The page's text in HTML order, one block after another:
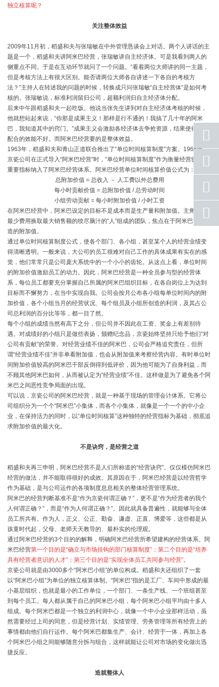
独立核算呢？
关注整体效益
2009年11月初，稻盛和夫与张瑞敏在中外管理恳谈会上对话。两个人讲话的主
题是一个，稻盛和夫讲阿米巴经营，张瑞敏讲自主经济体。可是我看到两人的
侧重点不同。于是在互动环节就问了一个问题。“看着两位大师讲的同一主题，
但是考核方法上有很大区别。能否请两位大师各自讲述一下各自的考核方
法？”主持人在转述我的问题的时候，转换成只问张瑞敏“自主经营体”是如何考
核的。张瑞敏说，标准利润留归公司，超额利润归自主经济体分配。
后来中午跟稻盛和夫一起吃饭。他说当张先生讲到对自主经济体考核的时候，
他就想站起来说，“你那是成果主义！那样是行不通的！我搞了几十年的阿米
巴，我知道其中的窍门。”成果主义会激励各经济体去争抢资源，结果使得整体
配合的效能不好。而阿米巴经营要的是整体效益。
1963年，稻盛和夫和青山正道联合推出了“单位时间核算制度”方案。1965年，
京瓷公司在正式导入“阿米巴经营”时，“单位时间核算制度”作为衡量经营状况的
重要指标纳入了阿米巴经营体系。阿米巴经营单位时间核算价值公式为：
总附加价值 = 总收入 － 人工费以外总费用
每小时贡献价值 = 总附加价值 / 总劳动时间
小组劳动贡献 = 每小时附加价值 / 小时工资
在阿米巴经营中，阿米巴设定的目标不是成本而是生产量和附加值。主角是以
最少费用换取最大销售额的绞尽脑汁的“人”组成的团队，焦点在于阿米巴团队创
造的附加值。
通过单位时间核算制度公式，使各个部门、各小组，甚至某个人的经营业绩变
得清晰透明。一般来说，大公司的员工很难对自己工作的具体成果有实在的感
觉，他们常常只是公司庞大系统中的一个小小的齿轮。从这点上看，单位时间
的附加价值激励员工的动力。因此，阿米巴经营是一种全员参与型的经营体
系，每位员工都要充分掌握自己所属的阿米巴组织目标，在各自岗位上为达到
目标而不懈努力，在当中实现自我。公司会按月公布各小组每单位时间内的附
加价值，各个小组当月的经营状况、每个组员及小组所创造的利润，及其占公
司总利润的百分比等等，都一目了然。
每个小组的成绩当然有高下之分，但公司并不因此在工资、奖金上有差别待
遇。对成绩好的小组只是做些表扬，颁赠纪念品，京瓷始终坚持只给予他们“对
公司有贡献”的荣誉。对经营业绩不佳的阿米巴，公司会严格追究责任，但所
谓“经营业绩不佳”并非单看附加值，也会从附加值来考察经营内容。有时单位时
间附加价值较高的阿米巴干部反倒得到低评价，因为他可能为了自身利益，而
不顾其他阿米巴如何，从而被认定为“经营业绩”不佳。这样做是为了避免各个阿
米巴之间恶性竞争局面的出现。
可以说，京瓷公司的阿米巴经营，就是一种基于现场的管理会计体系。它将公
司组织分为一个个“阿米巴”小集体，而各个小集体，就像是一个一个的中小企
业，在保持活力的同时，以“单位时间核算”这种独特的经营指标为基础，彻底追
求附加价值的最大化。
不是诀窍，是经营之道
稻盛和夫再三申明，阿米巴经营不是人们所称道的“经营诀窍”。仅仅模仿阿米巴
经营的做法，并不能取得很好的成效。其原因在于，阿米巴经营是以经营哲学
作为基础，是与公司运作的各项制度息息相关的整体经营管理系统。
阿米巴的经营判断基准不是“作为京瓷何谓正确？”，更不是“作为经营者的我个
人何谓正确？”，而是“作为人何谓正确？”。因此就具备普遍性，就能够与全体
员工所共有。作为人，正义、公正、勤奋、谦虚、正直、博爱等，这些都是从
孩童时代起，父母、老师天天教导的、最朴实的伦理观。
通过阿米巴经营的3个目的的解释，明确阿米巴经营所希望建构的经营体系。阿
米巴经营第一个目的是“确立与市场挂钩的部门核算制度”；第二个目的是“培养
具有经营者意识的人才”；第三个目的是“实现全体员工共同参与经营”。
京瓷公司就是由3000多个“阿米巴小组”的单位构成。稻盛和夫还组织了一套
以“阿米巴小组”为单位的独立核算体制。“阿米巴”指的是工厂、车间中形成的最
小基层组织，也就是最小的工作单位，一个部门、一条生产线、一个班组甚至
到每个员工。每人都从属于自己的阿米巴小组，每个阿米巴小组平均由十多人
组成。每个阿米巴都是一个独立的利润中心，就像一个中小企业那样活动，虽
然需要经过上司的同意，但是经营计划、实绩管理、劳务管理等所有经营上的
事情都由他们自行运作。每个阿米巴都集生产、会计、经营于一体，再加上各
个阿米巴小组之间能够随意分拆与组合，这样就能让公司对市场的变化做出迅
捷反应。
造就整体人
座机
号码
手机
号码
qq
联系
顶部